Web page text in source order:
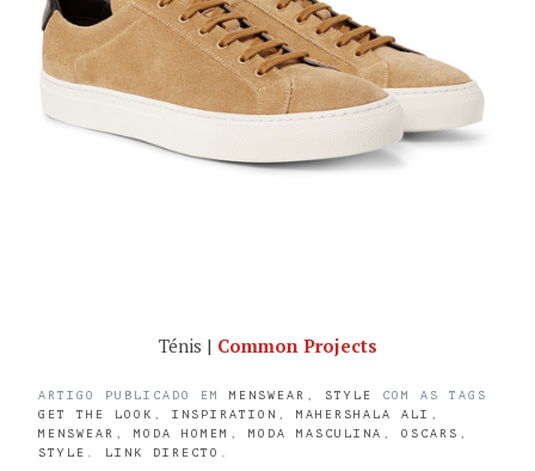
Ténis | Common Projects
ARTIGO PUBLICADO EM MENSWEAR STYLE
COM AS TAGS
GET THE LOOK
INSPIRATION MAHERSHALA ALI
MENSWEAR
MODA HOMEM MODA MASCULINA OSCARS
STYLE
LINK DIRECTO